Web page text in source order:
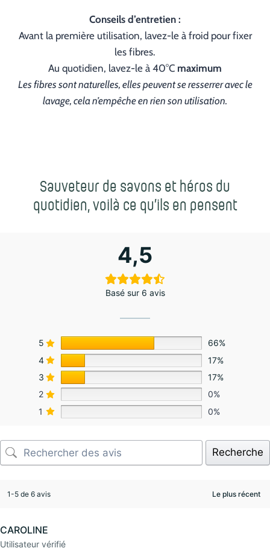
Conseils d’entretien :
Avant la première utilisation, lavez-le à froid pour fixer
les fibres.
Au quotidien, lavez-le à 40°C maximum
Les fibres sont naturelles, elles peuvent se resserrer avec le
lavage, cela n’empêche en rien son utilisation.
Sauveteur de savons et héros du
quotidien, voilà ce qu’ils en pensent
4,5
Basé sur 6 avis
5
66%
4
17%
3
17%
2
0%
1
0%
Recherche
1-5 de 6 avis
CAROLINE
Utilisateur vérifié